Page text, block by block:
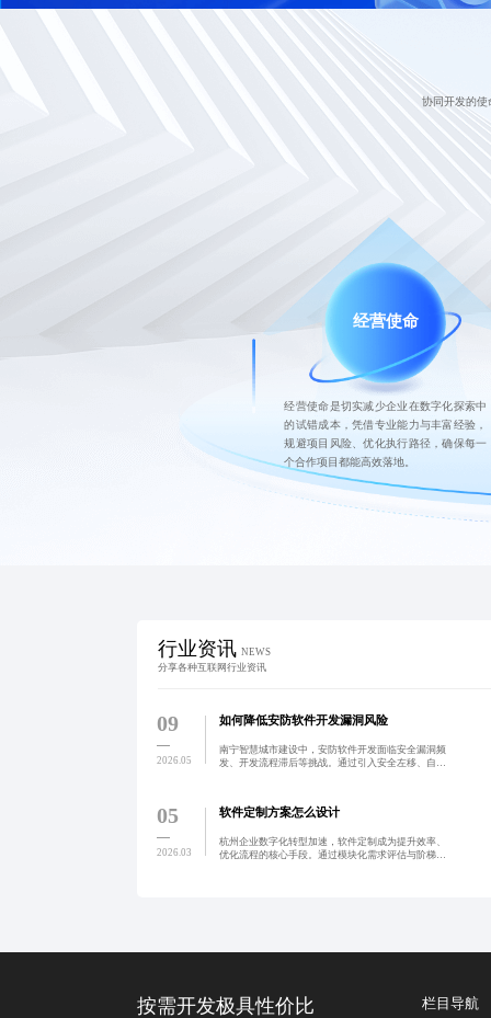
协同开发的使
经营使命
经营使命是切实减少企业在数字化探索中
的试错成本，凭借专业能力与丰富经验，
规避项目风险、优化执行路径，确保每一
个合作项目都能高效落地。
行业资讯 NEWS
分享各种互联网行业资讯
09
2026.05
如何降低安防软件开发漏洞风险
南宁智慧城市建设中，安防软件开发面临安全漏洞频
发、开发流程滞后等挑战。通过引入安全左移、自动
05
2026.03
软件定制方案怎么设计
杭州企业数字化转型加速，软件定制成为提升效率、
优化流程的核心手段。通过模块化需求评估与阶梯式
按需开发极具性价比 栏目导航